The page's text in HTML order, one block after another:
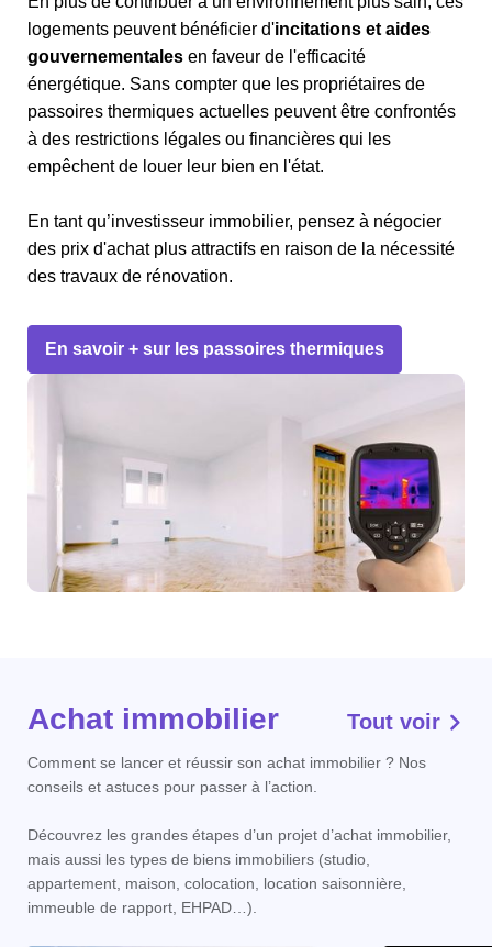
logements peuvent bénéficier d'incitations et aides
gouvernementales en faveur de l'efficacité
énergétique. Sans compter que les propriétaires de
passoires thermiques actuelles peuvent être confrontés
à des restrictions légales ou financières qui les
empêchent de louer leur bien en l'état.
En tant qu’investisseur immobilier, pensez à négocier
des prix d'achat plus attractifs en raison de la nécessité
des travaux de rénovation.
En savoir + sur les passoires thermiques
Achat immobilier Tout voir
Comment se lancer et réussir son achat immobilier ? Nos
conseils et astuces pour passer à l’action.
Découvrez les grandes étapes d’un projet d’achat immobilier,
mais aussi les types de biens immobiliers (studio,
appartement, maison, colocation, location saisonnière,
immeuble de rapport, EHPAD…).